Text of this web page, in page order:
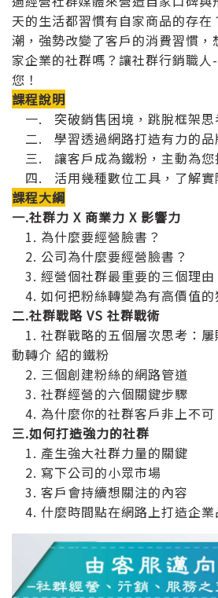
天的生活都習慣有自家商品的存在
潮，強勢改變了客戶的消費習慣，
家企業的社群嗎？讓社群行銷職
您！
課程說明
一. 突破銷售困境，跳脫框架思
二. 學習透過網路打造有力的品
三. 讓客戶成為鐵粉，主動為您
四. 活用幾種數位工具，了解實
課程大綱
一.社群力 X 商業力 X 影響力
1. 為什麼要經營臉書？
2. 公司為什麼要經營臉書？
3. 經營個社群最重要的三個理由
4. 如何把粉絲轉變為有高價值的
二.社群戰略 VS 社群戰術
1. 社群戰略的五個層次思考：
動轉介 紹的鐵粉
2. 三個創建粉絲的網路管道
3. 社群經營的六個關鍵步驟
4. 為什麼你的社群客戶非上不可
三.如何打造強力的社群
1. 產生強大社群力量的關鍵
2. 寫下公司的小眾市場
3. 客戶會持續想關注的內容
4. 什麼時間點在網路上打造企業